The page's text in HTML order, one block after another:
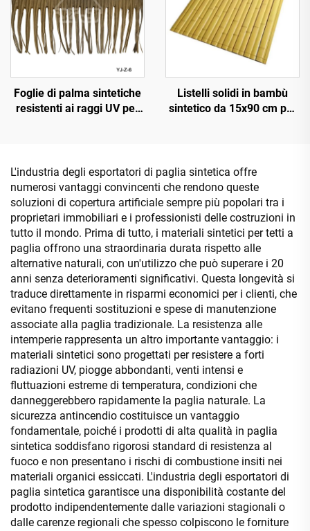
Foglie di palma sintetiche
resistenti ai raggi UV per
Listelli solidi in bambù
sintetico da 15x90 cm per
L'industria degli esportatori di paglia sintetica offre
numerosi vantaggi convincenti che rendono queste
soluzioni di copertura artificiale sempre più popolari tra i
proprietari immobiliari e i professionisti delle costruzioni in
tutto il mondo. Prima di tutto, i materiali sintetici per tetti a
paglia offrono una straordinaria durata rispetto alle
alternative naturali, con un'utilizzo che può superare i 20
anni senza deterioramenti significativi. Questa longevità si
traduce direttamente in risparmi economici per i clienti, che
evitano frequenti sostituzioni e spese di manutenzione
associate alla paglia tradizionale. La resistenza alle
intemperie rappresenta un altro importante vantaggio: i
materiali sintetici sono progettati per resistere a forti
radiazioni UV, piogge abbondanti, venti intensi e
fluttuazioni estreme di temperatura, condizioni che
danneggerebbero rapidamente la paglia naturale. La
sicurezza antincendio costituisce un vantaggio
fondamentale, poiché i prodotti di alta qualità in paglia
sintetica soddisfano rigorosi standard di resistenza al
fuoco e non presentano i rischi di combustione insiti nei
materiali organici essiccati. L'industria degli esportatori di
paglia sintetica garantisce una disponibilità costante del
prodotto indipendentemente dalle variazioni stagionali o
dalle carenze regionali che spesso colpiscono le forniture